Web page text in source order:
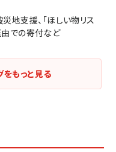
支援、「ほしい物リス
由での寄付など
もっと見る